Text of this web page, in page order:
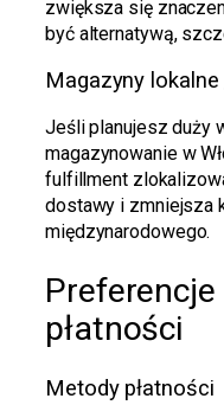
zwiększa się
być alternatywą,
Magazyny
Jeśli planujesz duży
magazynowanie w
fulfillment
dostawy i zmniejsza
międzynarodowego.
płatności
Metody płatności